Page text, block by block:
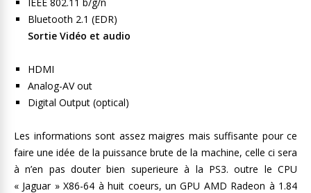
Bluetooth 2.1 (EDR)
Sortie Vidéo et audio
HDMI
Analog-AV out
Digital Output (optical)
Les informations sont assez maigres mais suffisante pour ce
faire une idée de la puissance brute de la machine, celle ci sera
à n’en pas douter bien superieure à la PS3. outre le CPU
« Jaguar » X86-64 à huit coeurs, un GPU AMD Radeon à 1.84